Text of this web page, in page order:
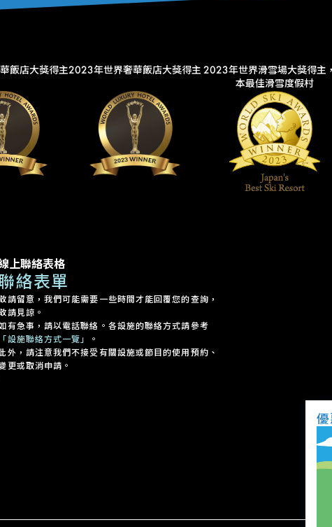
飯店大獎得主2023年世界奢華飯店大獎得主 2023年世界滑雪場大獎得主
本最佳滑雪度假村
上聯絡表格
絡表單
請留意，我們可能需要一些時間才能回覆您的查詢，
請見諒。
有急事，請以電話聯絡。各設施的聯絡方式請參考
「設施聯絡方式一覽」
。
外，請注意我們不接受有關設施或節目的使用預約、
更或取消申請。